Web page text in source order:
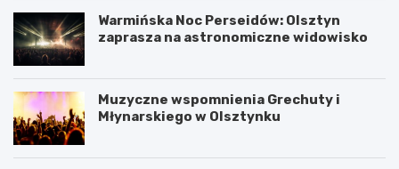
Warmińska Noc Perseidów: Olsztyn
zaprasza na astronomiczne widowisko
Muzyczne wspomnienia Grechuty i
Młynarskiego w Olsztynku